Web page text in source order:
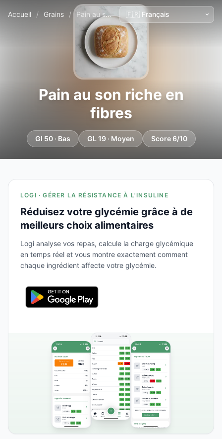
Accueil / Grains / Pain au son riche en fibres
Pain au son riche en
fibres
GI 50 · Bas GL 19 · Moyen Score 6/10
LOGI · GÉRER LA RÉSISTANCE À L'INSULINE
Réduisez votre glycémie grâce à de
meilleurs choix alimentaires
Logi analyse vos repas, calcule la charge glycémique
en temps réel et vous montre exactement comment
chaque ingrédient affecte votre glycémie.